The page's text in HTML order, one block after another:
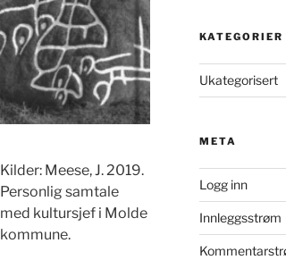
Kilder: Meese, J. 2019.
Personlig samtale
med kultursjef i Molde
kommune.
KATEGORIER
Ukategorisert
META
Logg inn
Innleggsstrøm